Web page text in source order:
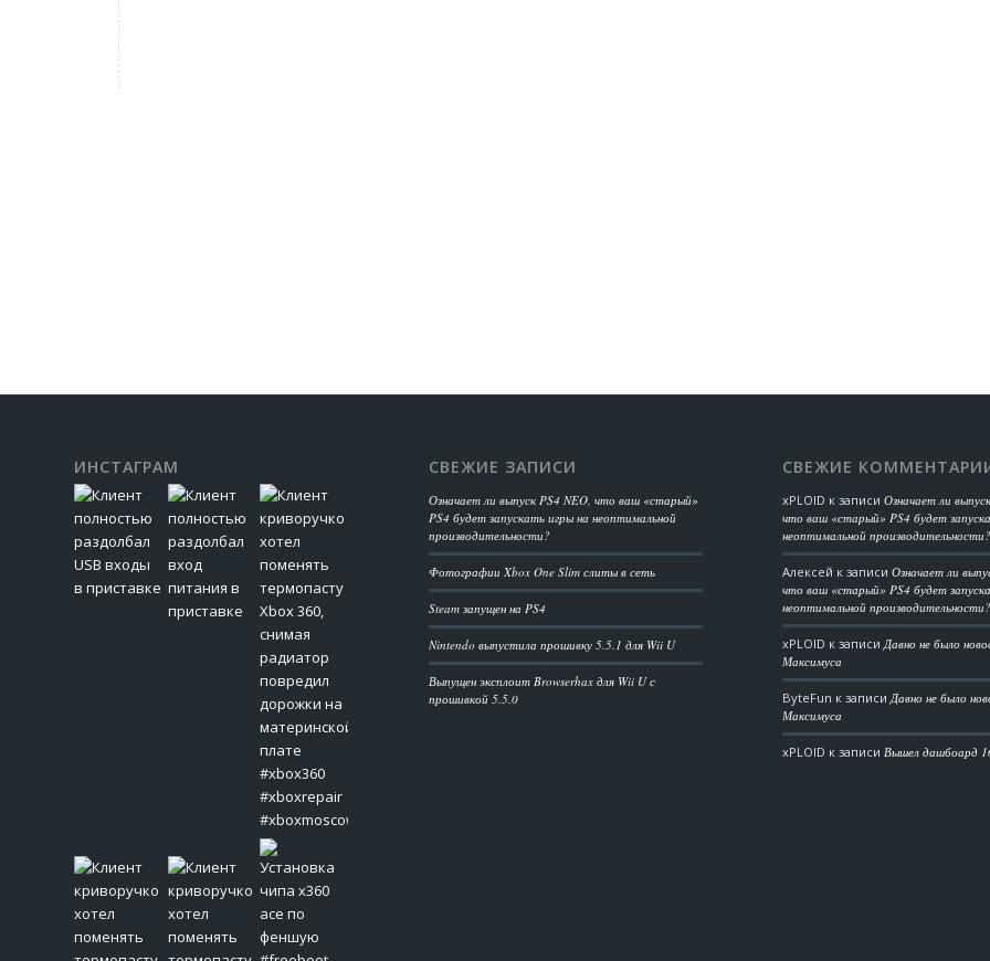
ИНСТАГРАМ СВЕЖИЕ ЗАПИСИ
Означает ли выпуск PS4 NEO, что ваш «старый»
PS4 будет запускать игры на неоптимальной
производительности?
Фотографии Xbox One Slim слиты в сеть
Steam запущен на PS4
Nintendo выпустила прошивку 5.5.1 для Wii U
Выпущен эксплоит Browserhax для Wii U с
прошивкой 5.5.0
СВЕЖИЕ
xPLOID к записиОзначает ли
что ваш «старый» PS4 будет
неоптимальной производительности?
Алексей к записиОзначает ли
что ваш «старый» PS4 будет
неоптимальной производительности?
xPLOID к записиДавно не было
Максимуса
ByteFun к записиДавно не было
Максимуса
xPLOID к записиВышел дашбоард